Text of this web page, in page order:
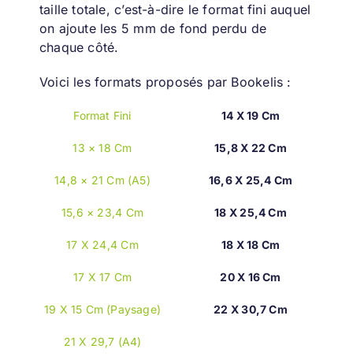
taille totale, c’est-à-dire le format fini auquel
on ajoute les 5 mm de fond perdu de
chaque côté.
Voici les formats proposés par Bookelis :
Format Fini
13 × 18 Cm
14,8 × 21 Cm (A5)
15,6 × 23,4 Cm
17 X 24,4 Cm
17 X 17 Cm
19 X 15 Cm (paysage)
21 X 29,7 (A4)
14 X 19 Cm
15,8 X 22 Cm
16,6 X 25,4 Cm
18 X 25,4 Cm
18 X 18 Cm
20 X 16 Cm
22 X 30,7 Cm